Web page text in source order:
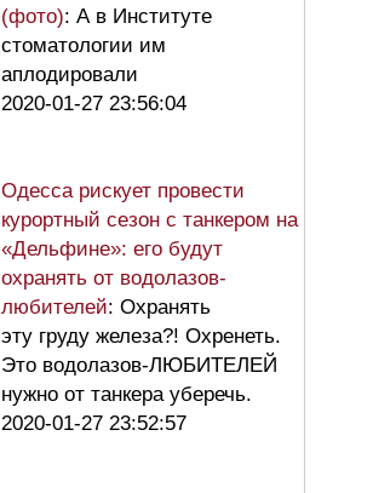
(фото): А в Институте
стоматологии им
аплодировали
2020-01-27 23:56:04
Одесса рискует провести
курортный сезон с танкером на
«Дельфине»: его будут
охранять от водолазов-
любителей: Охранять
эту груду железа?! Охренеть.
Это водолазов-ЛЮБИТЕЛЕЙ
нужно от танкера уберечь.
2020-01-27 23:52:57